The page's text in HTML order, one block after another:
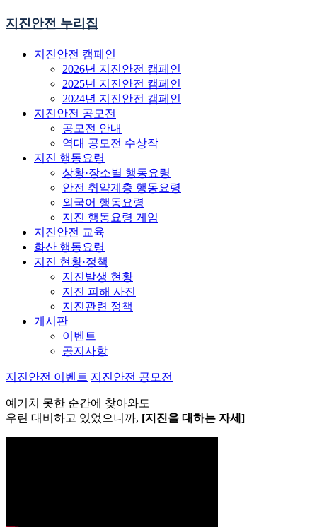
지진안전 누리집
지진안전 캠페인
2026년 지진안전 캠페인
2025년 지진안전 캠페인
2024년 지진안전 캠페인
지진안전 공모전
공모전 안내
역대 공모전 수상작
지진 행동요령
상황·장소별 행동요령
안전 취약계층 행동요령
외국어 행동요령
지진 행동요령 게임
지진안전 교육
화산 행동요령
지진 현황·정책
지진발생 현황
지진 피해 사진
지진관련 정책
게시판
이벤트
공지사항
지진안전 이벤트 지진안전 공모전
예기치 못한 순간에 찾아와도
우린 대비하고 있었으니까, [지진을 대하는 자세 ]